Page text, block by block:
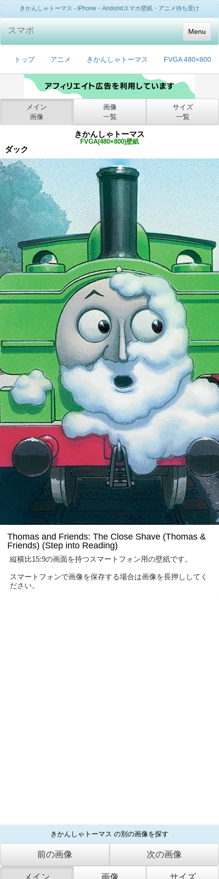
きかんしゃトーマス - iPhone・Andoridスマホ壁紙・アニメ待ち受け
Menu
スマポ
トップ アニメ きかんしゃトーマス FVGA 480×800
メイン
画像
画像
一覧
サイズ
一覧
きかんしゃトーマス
FVGA(480×800)壁紙
ダック
Thomas and Friends: The Close Shave (Thomas &
Friends) (Step into Reading)
縦横比15:9の画面を持つスマートフォン用の壁紙です。
スマートフォンで画像を保存する場合は画像を長押ししてく
ださい。
きかんしゃトーマス の別の画像を探す
前の画像 次の画像
メイン 画像 サイズ